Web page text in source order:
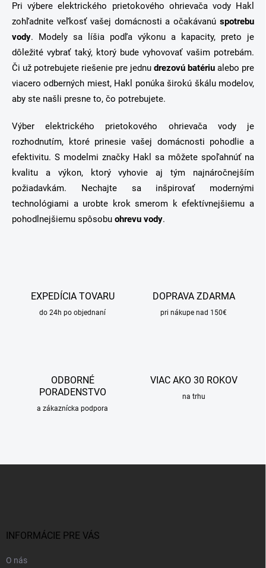
Pri výbere elektrického prietokového ohrievača vody Hakl
zohľadnite veľkosť vašej domácnosti a očakávanú spotrebu
vody. Modely sa líšia podľa výkonu a kapacity, preto je
dôležité vybrať taký, ktorý bude vyhovovať vašim potrebám.
Či už potrebujete riešenie pre jednu drezovú batériu alebo pre
viacero odberných miest, Hakl ponúka širokú škálu modelov,
aby ste našli presne to, čo potrebujete.
Výber elektrického prietokového ohrievača vody je
rozhodnutím, ktoré prinesie vašej domácnosti pohodlie a
efektivitu. S modelmi značky Hakl sa môžete spoľahnúť na
kvalitu a výkon, ktorý vyhovie aj tým najnáročnejším
požiadavkám. Nechajte sa inšpirovať modernými
technológiami a urobte krok smerom k efektívnejšiemu a
pohodlnejšiemu spôsobu ohrevu vody.
EXPEDÍCIA TOVARU
do 24h po objednaní
DOPRAVA ZDARMA
pri nákupe nad 150€
ODBORNÉ
PORADENSTVO
a zákaznícka podpora
VIAC AKO 30 ROKOV
na trhu
INFORMÁCIE PRE VÁS
O nás